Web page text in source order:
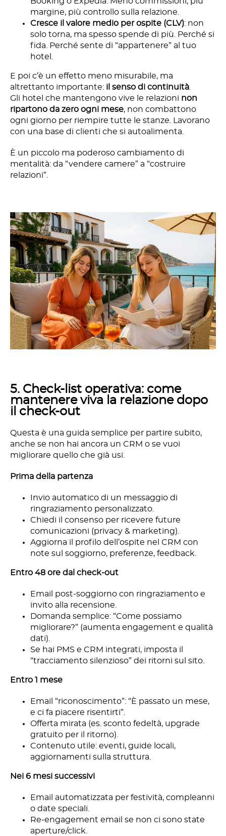
margine, più controllo sulla relazione.
Cresce il valore medio per ospite (CLV): non
solo torna, ma spesso spende di più. Perché si
fida. Perché sente di “appartenere” al tuo
hotel.
E poi c’è un effetto meno misurabile, ma
altrettanto importante: il senso di continuità
Gli hotel che mantengono vive le relazioni non
ripartono da zero ogni mese, non combattono
ogni giorno per riempire tutte le stanze. Lavorano
con una base di clienti che si autoalimenta.
È un piccolo ma poderoso cambiamento di
mentalità: da “vendere camere” a “costruire
relazioni”.
5. Check-list operativa: come
mantenere viva la relazione dopo
il check-out
Questa è una guida semplice per partire subito,
anche se non hai ancora un CRM o se vuoi
migliorare quello che già usi.
Prima della partenza
Invio automatico di un messaggio di
ringraziamento personalizzato.
Chiedi il consenso per ricevere future
comunicazioni (privacy & marketing).
Aggiorna il profilo dell’ospite nel CRM con
note sul soggiorno, preferenze, feedback.
Entro 48 ore dal check-out
Email post-soggiorno con ringraziamento e
invito alla recensione.
Domanda semplice: “Come possiamo
migliorare?” (aumenta engagement e qualità
dati).
Se hai PMS e CRM integrati, imposta il
“tracciamento silenzioso” dei ritorni sul sito.
Entro 1 mese
Email “riconoscimento”: “È passato un mese,
e ci fa piacere risentirti”.
Offerta mirata (es. sconto fedeltà, upgrade
gratuito per il ritorno).
Contenuto utile: eventi, guide locali,
aggiornamenti sulla struttura.
Nei 6 mesi successivi
Email automatizzata per festività, compleanni
o date speciali.
Re-engagement email se non ci sono state
aperture/click.